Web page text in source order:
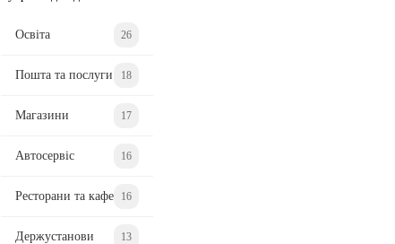
Освіта 26
Пошта та послуги 18
Магазини 17
Автосервіс 16
Ресторани та кафе 16
Держустанови 13